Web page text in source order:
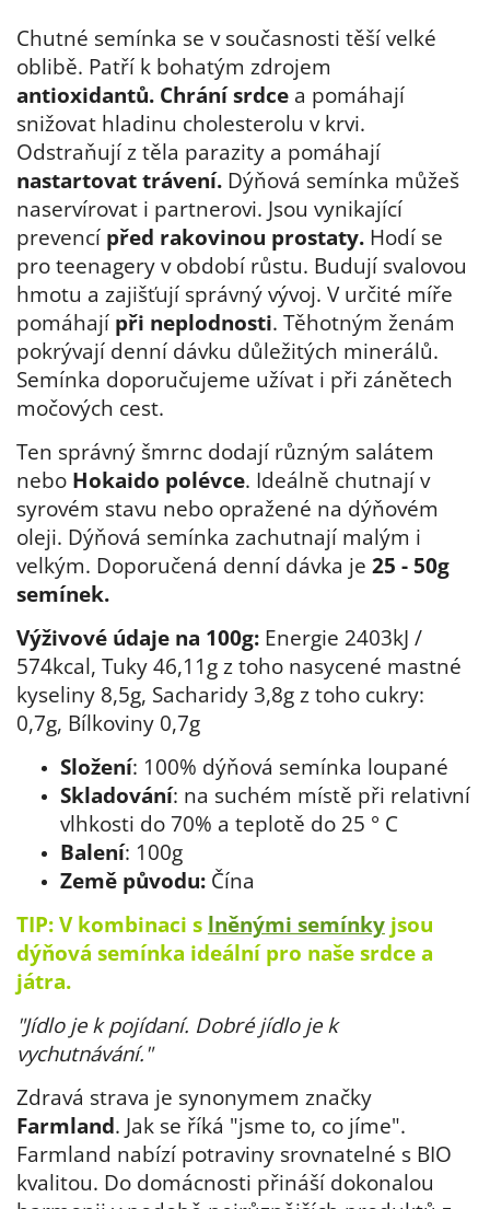
Chutné semínka se v současnosti těší velké
oblibě. Patří k bohatým zdrojem
antioxidantů. Chrání srdce a pomáhají
snižovat hladinu cholesterolu v krvi.
Odstraňují z těla parazity a pomáhají
nastartovat trávení. Dýňová semínka můžeš
naservírovat i partnerovi. Jsou vynikající
prevencí před rakovinou prostaty. Hodí se
pro teenagery v období růstu. Budují svalovou
hmotu a zajišťují správný vývoj. V určité míře
pomáhají při neplodnosti. Těhotným ženám
pokrývají denní dávku důležitých minerálů.
Semínka doporučujeme užívat i při zánětech
močových cest.
Ten správný šmrnc dodají různým salátem
nebo Hokaido polévce. Ideálně chutnají v
syrovém stavu nebo opražené na dýňovém
oleji. Dýňová semínka zachutnají malým i
velkým. Doporučená denní dávka je 25 - 50g
semínek.
Výživové údaje na 100g: Energie 2403kJ /
574kcal, Tuky 46,11g z toho nasycené mastné
kyseliny 8,5g, Sacharidy 3,8g z toho cukry:
0,7g, Bílkoviny 0,7g
Složení: 100% dýňová semínka loupané
Skladování: na suchém místě při relativní
vlhkosti do 70% a teplotě do 25 ° C
Balení: 100g
Země původu: Čína
TIP: V kombinaci s lněnými semínky jsou
dýňová semínka ideální pro naše srdce a
játra.
"Jídlo je k pojídaní. Dobré jídlo je k
vychutnávání."
Zdravá strava je synonymem značky
Farmland. Jak se říká "jsme to, co jíme".
Farmland nabízí potraviny srovnatelné s BIO
kvalitou. Do domácnosti přináší dokonalou